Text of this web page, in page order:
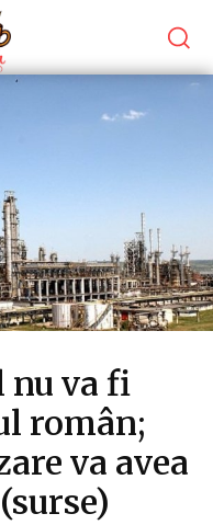
nu va fi
român;
va avea